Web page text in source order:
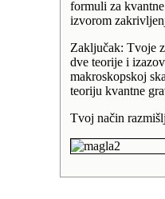
formuli za
izvorom
Zaključak: Tvoje
dve teorije i
makroskopskoj
teoriju kvantne
Tvoj način